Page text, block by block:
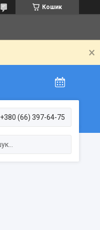
Кошик
+380 (66) 397-64-75